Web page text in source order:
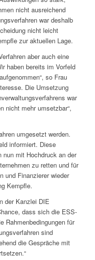
nicht ausreichend
war deshalb
nicht leicht
zur aktuellen Lage.
aber auch eine
haben bereits im Vorfeld
so Frau
Die Umsetzung
war
nicht mehr umsetzbar“,
umgesetzt werden.
informiert. Diese
nun mit Hochdruck an der
zu retten und für
und Finanzierer wieder
Kempfle.
der Kanzlei DIE
dass sich die ESS-
Rahmenbedingungen für
sind
die Gespräche mit